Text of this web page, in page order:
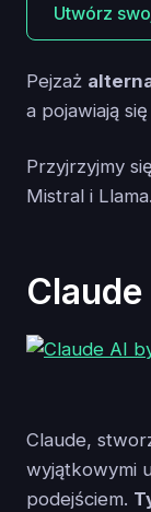
Utwórz
Pejzaż
a pojawiają
Przyjrzyjmy
Mistral i Llama.
Claude,
wyjątkowymi
podejściem.